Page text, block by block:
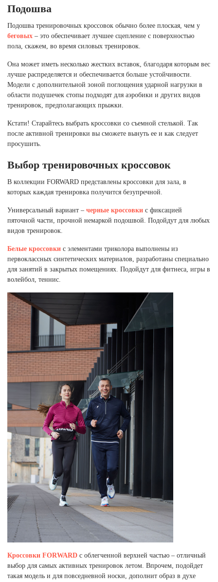
Подошва
Подошва тренировочных кроссовок обычно более плоская, чем у
беговых – это обеспечивает лучшее сцепление с поверхностью
пола, скажем, во время силовых тренировок.
Она может иметь несколько жестких вставок, благодаря которым вес
лучше распределяется и обеспечивается больше устойчивости.
Модели с дополнительной зоной поглощения ударной нагрузки в
области подушечек стопы подходят для аэробики и других видов
тренировок, предполагающих прыжки.
Кстати! Старайтесь выбрать кроссовки со съемной стелькой. Так
после активной тренировки вы сможете вынуть ее и как следует
просушить.
Выбор тренировочных кроссовок
В коллекции FORWARD представлены кроссовки для зала, в
которых каждая тренировка получится безупречной.
Универсальный вариант – черные кроссовки с фиксацией
пяточной части, прочной немаркой подошвой. Подойдут для любых
видов тренировок.
Белые кроссовки с элементами триколора выполнены из
первоклассных синтетических материалов, разработаны специально
для занятий в закрытых помещениях. Подойдут для фитнеса, игры в
волейбол, теннис.
Кроссовки FORWARD с облегченной верхней частью – отличный
выбор для самых активных тренировок летом. Впрочем, подойдет
такая модель и для повседневной носки, дополнит образ в духе